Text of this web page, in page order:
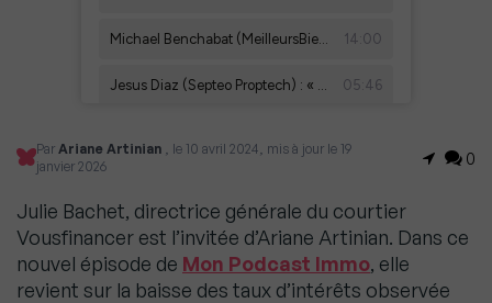
Par Ariane Artinian , le 10 avril 2024, mis à jour le 19
janvier 2026
0
Julie Bachet, directrice générale du courtier
Vousfinancer est l’invitée d’Ariane Artinian. Dans ce
nouvel épisode de Mon Podcast Immo, elle
revient sur la baisse des taux d’intérêts observée